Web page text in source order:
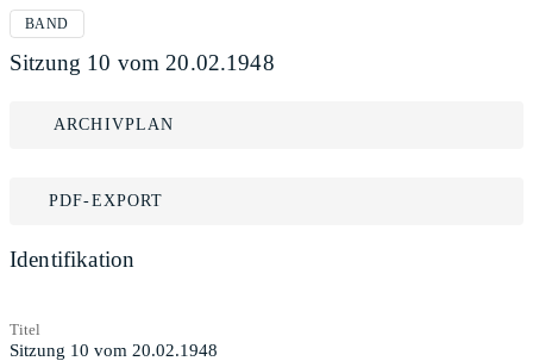
BAND
Sitzung 10 vom 20.02.1948
ARCHIVPLAN
PDF-EXPORT
Identifikation
Titel
Sitzung 10 vom 20.02.1948